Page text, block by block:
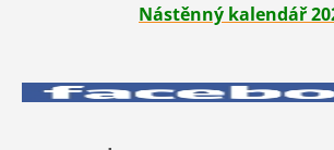
Nástěnný kalendář